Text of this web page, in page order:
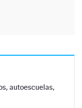
autoescuelas,